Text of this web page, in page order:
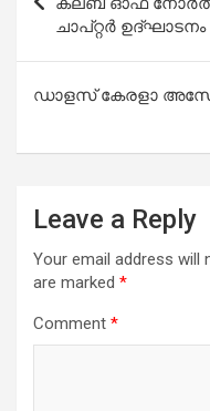
ചാപ്റ്റർ
ഡാളസ് കേരളാ
Leave a Reply
Your email address will
are marked *
Comment *